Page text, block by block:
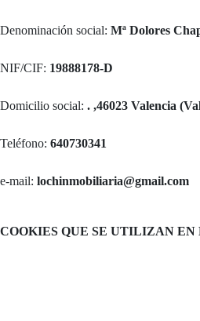
Denominación social: Mª Dolores
NIF/CIF: 19888178-D
Domicilio social: . ,46023 Valencia
Teléfono: 640730341
e-mail: lochinmobiliaria@gmail.com
COOKIES QUE SE UTILIZAN EN